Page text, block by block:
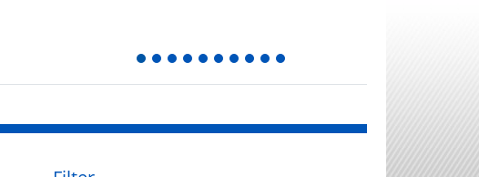
1 2 3 4 5 6 7 8 9 10